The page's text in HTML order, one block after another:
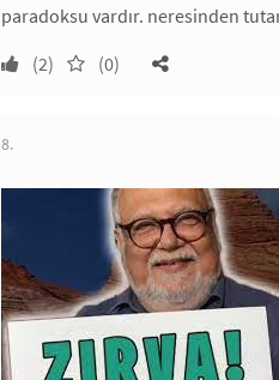
paradoksu vardır. neresinden
(2)
(0)
8.